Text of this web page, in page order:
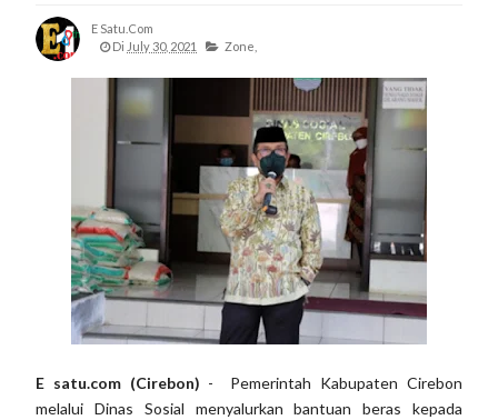
E Satu.com
Di July 30, 2021 Zone,
E satu.com (Cirebon) - Pemerintah Kabupaten Cirebon
melalui Dinas Sosial menyalurkan bantuan beras kepada